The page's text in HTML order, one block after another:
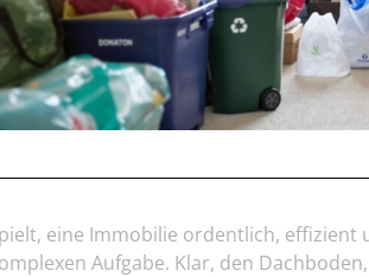
eine Immobilie ordentlich, effizient
Aufgabe. Klar, den